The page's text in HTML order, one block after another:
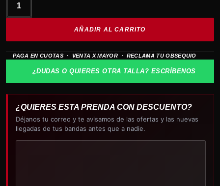
Gorra
cantidad
AÑADIR AL CARRITO
PAGA EN CUOTAS · VENTA X MAYOR · RECLAMA TU OBSEQUIO
¿DUDAS O QUIERES OTRA TALLA? ESCRÍBENOS
¿QUIERES ESTA PRENDA CON DESCUENTO?
Déjanos tu correo y te avisamos de las ofertas y las nuevas
llegadas de tus bandas antes que a nadie.